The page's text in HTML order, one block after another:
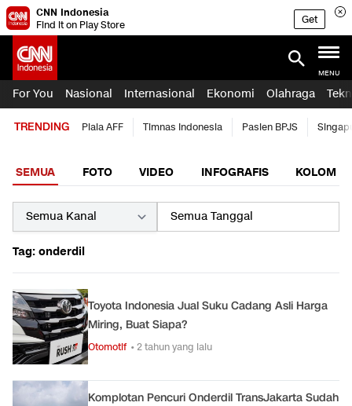
CNN Indonesia
Find it on Play Store
Get
MENU
For You Nasional Internasional Ekonomi Olahraga
TRENDING Piala AFF Timnas Indonesia Pasien BPJS
SEMUA FOTO VIDEO INFOGRAFIS KOLOM
Tag: onderdil
Toyota Indonesia Jual Suku Cadang Asli Harga
Miring, Buat Siapa?
Otomotif • 2 tahun yang lalu
Komplotan Pencuri Onderdil TransJakarta Sudah